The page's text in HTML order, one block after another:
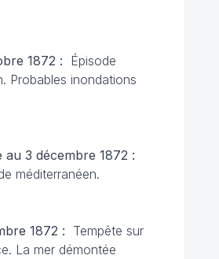
1872 : Épisode
Probables inondations
3 décembre 1872 :
méditerranéen.
1872 : Tempête sur
La mer démontée